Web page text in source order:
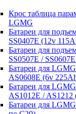
Крос таблица
LGMG
Батареи для
SS0407E (12v
Батареи для
SS0507E /
Батареи для
AS0608E (6v
Батареи для
AS1012E /
Батареи для